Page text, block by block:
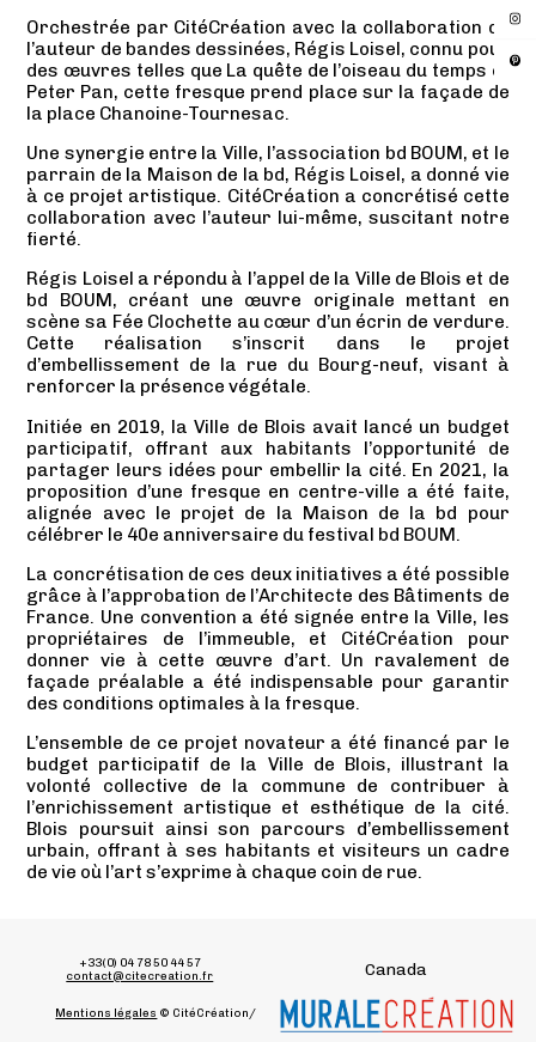
Orchestrée par CitéCréation avec la collaboration de
l’auteur de bandes dessinées, Régis Loisel, connu pour
des œuvres telles que La quête de l’oiseau du temps et
Peter Pan, cette fresque prend place sur la façade de
la place Chanoine-Tournesac.
Une synergie entre la Ville, l’association bd BOUM, et le
parrain de la Maison de la bd, Régis Loisel, a donné vie
à ce projet artistique. CitéCréation a concrétisé cette
collaboration avec l’auteur lui-même, suscitant notre
fierté.
Régis Loisel a répondu à l’appel de la Ville de Blois et de
bd BOUM, créant une œuvre originale mettant en
scène sa Fée Clochette au cœur d’un écrin de verdure.
Cette réalisation s’inscrit dans le projet
d’embellissement de la rue du Bourg-neuf, visant à
renforcer la présence végétale.
Initiée en 2019, la Ville de Blois avait lancé un budget
participatif, offrant aux habitants l’opportunité de
partager leurs idées pour embellir la cité. En 2021, la
proposition d’une fresque en centre-ville a été faite,
alignée avec le projet de la Maison de la bd pour
célébrer le 40e anniversaire du festival bd BOUM.
La concrétisation de ces deux initiatives a été possible
grâce à l’approbation de l’Architecte des Bâtiments de
France. Une convention a été signée entre la Ville, les
propriétaires de l’immeuble, et CitéCréation pour
donner vie à cette œuvre d’art. Un ravalement de
façade préalable a été indispensable pour garantir
des conditions optimales à la fresque.
L’ensemble de ce projet novateur a été financé par le
budget participatif de la Ville de Blois, illustrant la
volonté collective de la commune de contribuer à
l’enrichissement artistique et esthétique de la cité.
Blois poursuit ainsi son parcours d’embellissement
urbain, offrant à ses habitants et visiteurs un cadre
de vie où l’art s’exprime à chaque coin de rue.
+33(0) 04 78 50 44 57
contact@citecreation.fr
Mentions légales © CitéCréation
Canada